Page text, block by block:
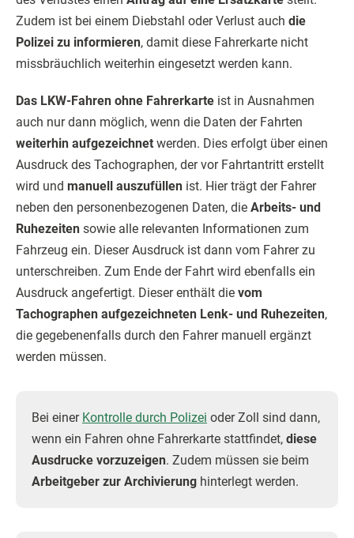
Zudem ist bei einem Diebstahl oder Verlust auch die
Polizei zu informieren, damit diese Fahrerkarte nicht
missbräuchlich weiterhin eingesetzt werden kann.
Das LKW-Fahren ohne Fahrerkarte ist in Ausnahmen
auch nur dann möglich, wenn die Daten der Fahrten
weiterhin aufgezeichnet werden. Dies erfolgt über einen
Ausdruck des Tachographen, der vor Fahrtantritt erstellt
wird und manuell auszufüllen ist. Hier trägt der Fahrer
neben den personenbezogenen Daten, die Arbeits- und
Ruhezeiten sowie alle relevanten Informationen zum
Fahrzeug ein. Dieser Ausdruck ist dann vom Fahrer zu
unterschreiben. Zum Ende der Fahrt wird ebenfalls ein
Ausdruck angefertigt. Dieser enthält die vom
Tachographen aufgezeichneten Lenk- und Ruhezeiten,
die gegebenenfalls durch den Fahrer manuell ergänzt
werden müssen.
Bei einer Kontrolle durch Polizei oder Zoll sind dann,
wenn ein Fahren ohne Fahrerkarte stattfindet, diese
Ausdrucke vorzuzeigen. Zudem müssen sie beim
Arbeitgeber zur Archivierung hinterlegt werden.